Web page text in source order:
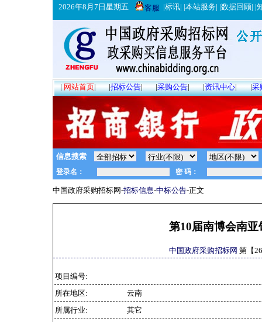
2026年8月7日星期五 客服 |标讯| |本站服务| |数据回顾| |
|网站首页| |招标公告| |采购公告| |资讯中心| |采
信息搜索
中国政府采购招标网-招标信息-中标公告-正文
第10届南博会南
中国政府采购招标网 第【
项目编号:
所在地区:
云南
所属行业:
其它